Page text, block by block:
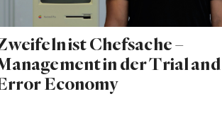
ist Chefsache –
in der Trial and
Economy